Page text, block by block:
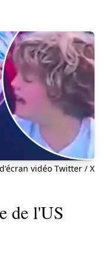
vidéo Twitter / X
de l'US